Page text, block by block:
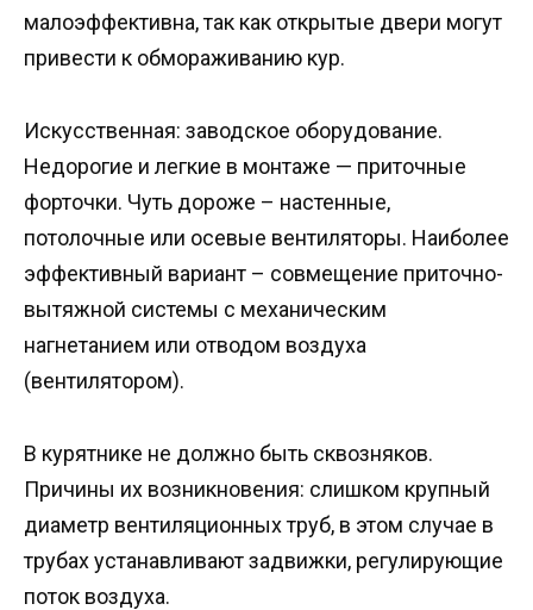
малоэффективна, так как открытые двери могут
привести к обмораживанию кур.
Искусственная: заводское оборудование.
Недорогие и легкие в монтаже — приточные
форточки. Чуть дороже – настенные,
потолочные или осевые вентиляторы. Наиболее
эффективный вариант – совмещение приточно-
вытяжной системы с механическим
нагнетанием или отводом воздуха
(вентилятором).
В курятнике не должно быть сквозняков.
Причины их возникновения: слишком крупный
диаметр вентиляционных труб, в этом случае в
трубах устанавливают задвижки, регулирующие
поток воздуха.